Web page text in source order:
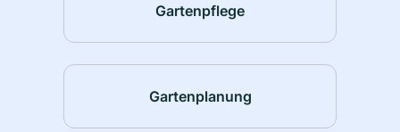
Gartenpflege
Gartenplanung